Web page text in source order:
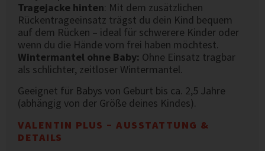
Tragejacke hinten: Mit dem zusätzlichen
Rückentrageeinsatz trägst du dein Kind bequem
auf dem Rücken – ideal für schwerere Kinder oder
wenn du die Hände vorn frei haben möchtest.
Wintermantel ohne Baby: Ohne Einsatz tragbar
als schlichter, zeitloser Wintermantel.
Geeignet für Babys von Geburt bis ca. 2,5 Jahre
(abhängig von der Größe deines Kindes).
VALENTIN PLUS – AUSSTATTUNG &
DETAILS